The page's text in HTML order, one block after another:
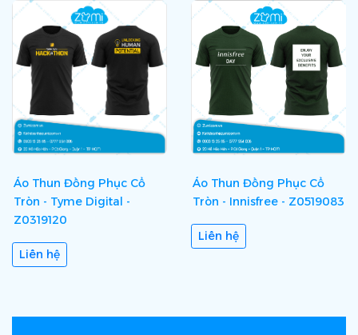
Áo Thun Đồng Phục Cổ
Tròn - Tyme Digital -
Z0319120
Liên hệ
Áo Thun Đồng Phục Cổ
Tròn - Innisfree - Z0519083
Liên hệ